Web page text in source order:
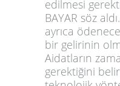
edilmesi
BAYAR söz
ayrıca
bir gelirinin
Aidatların
gerektiğini